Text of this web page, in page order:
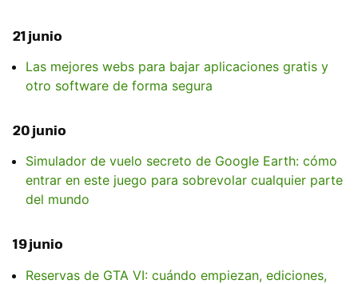
21 junio
Las mejores webs para bajar aplicaciones gratis y
otro software de forma segura
20 junio
Simulador de vuelo secreto de Google Earth: cómo
entrar en este juego para sobrevolar cualquier parte
del mundo
19 junio
Reservas de GTA VI: cuándo empiezan, ediciones,